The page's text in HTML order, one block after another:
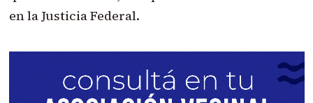
en la Justicia Federal.